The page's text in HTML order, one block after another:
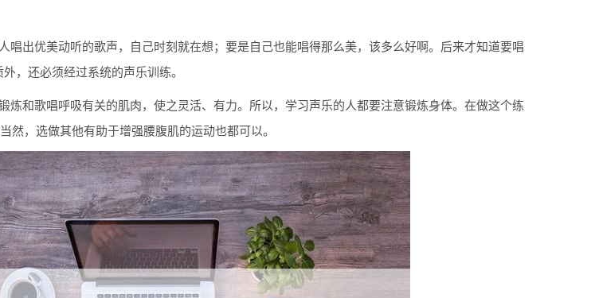
唱出优美动听的歌声，自己时刻就在想；要是自己也能唱得那么美，该多么好啊。后来才知道要唱
，还必须经过系统的声乐训练。
炼和歌唱呼吸有关的肌肉，使之灵活、有力。所以，学习声乐的人都要注意锻炼身体。在做这个练
然，选做其他有助于增强腰腹肌的运动也都可以。